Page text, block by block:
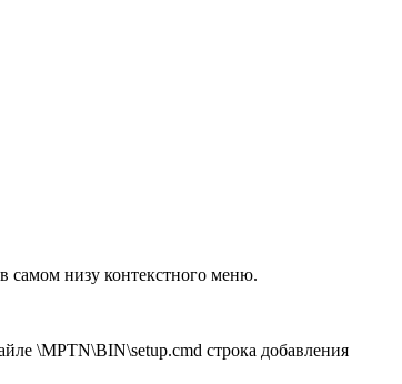
самом низу контекстного меню.
\MPTN\BIN\setup.cmd строка добавления